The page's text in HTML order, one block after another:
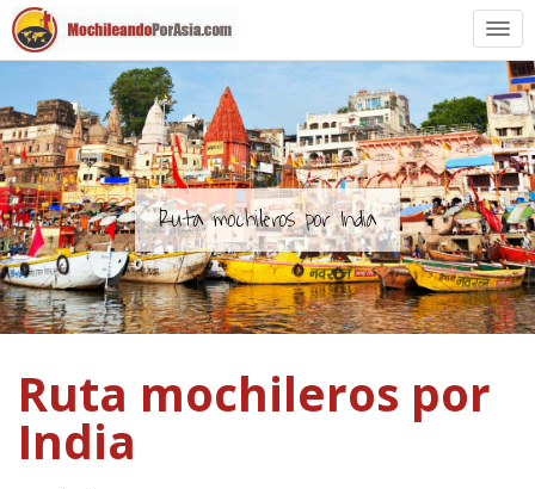
Preparación
Países de Asia
Rutas de mochileros
Vuelos a Asia
Blogs
Guías
Ruta mochileros por India
Ruta mochileros por
India